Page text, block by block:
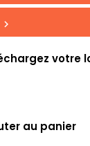
au panier